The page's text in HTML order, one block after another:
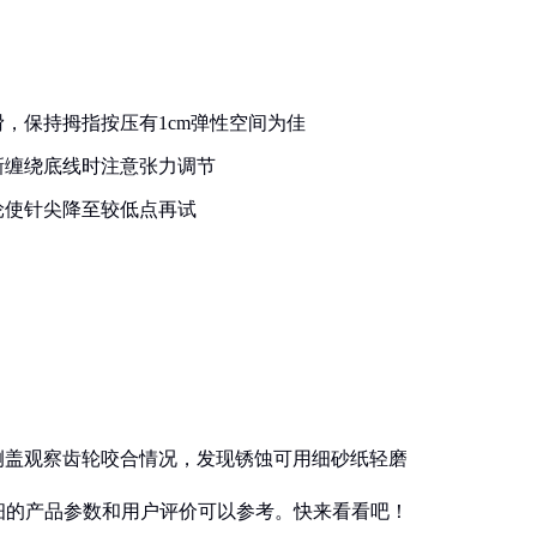
保持拇指按压有1cm弹性空间为佳
绕底线时注意张力调节
针尖降至较低点再试
观察齿轮咬合情况，发现锈蚀可用细砂纸轻磨
产品参数和用户评价可以参考。快来看看吧！